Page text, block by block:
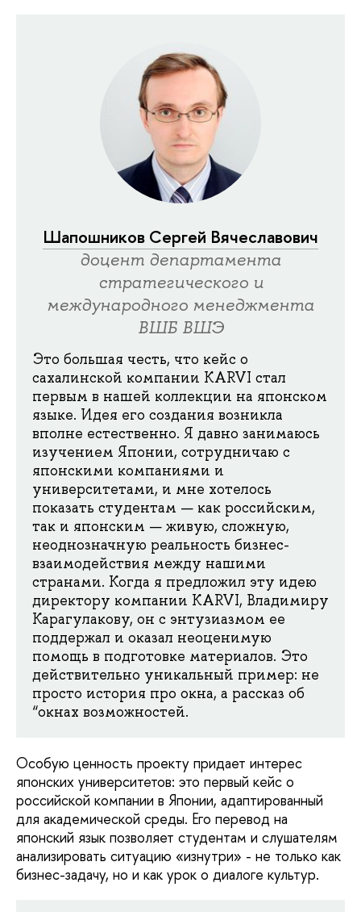
Шапошников Сергей Вячеславович
доцент департамента
стратегического и
международного менеджмента
ВШБ ВШЭ
Это большая честь, что кейс о
сахалинской компании KARVI стал
первым в нашей коллекции на японском
языке. Идея его создания возникла
вполне естественно. Я давно занимаюсь
изучением Японии, сотрудничаю с
японскими компаниями и
университетами, и мне хотелось
показать студентам — как российским,
так и японским — живую, сложную,
неоднозначную реальность бизнес-
взаимодействия между нашими
странами. Когда я предложил эту идею
директору компании KARVI, Владимиру
Карагулакову, он с энтузиазмом ее
поддержал и оказал неоценимую
помощь в подготовке материалов. Это
действительно уникальный пример: не
просто история про окна, а рассказ об
“окнах возможностей.
Особую ценность проекту придает интерес
японских университетов: это первый кейс о
российской компании в Японии, адаптированный
для академической среды. Его перевод на
японский язык позволяет студентам и слушателям
анализировать ситуацию «изнутри» - не только как
бизнес-задачу, но и как урок о диалоге культур.